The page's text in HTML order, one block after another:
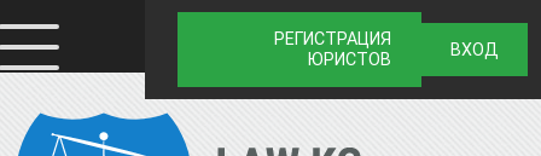
РЕГИСТРАЦИЯ
ЮРИСТОВ
ВХОД